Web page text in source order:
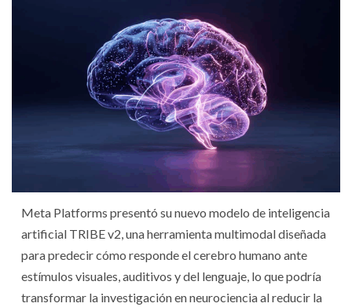
Meta Platforms presentó su nuevo modelo de inteligencia
artificial TRIBE v2, una herramienta multimodal diseñada
para predecir cómo responde el cerebro humano ante
estímulos visuales, auditivos y del lenguaje, lo que podría
transformar la investigación en neurociencia al reducir la